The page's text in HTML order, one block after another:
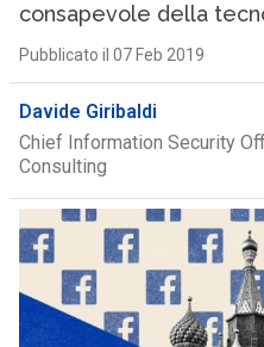
consapevole della
Pubblicato il 07 Feb 2019
Davide Giribaldi
Chief Information Security
Consulting